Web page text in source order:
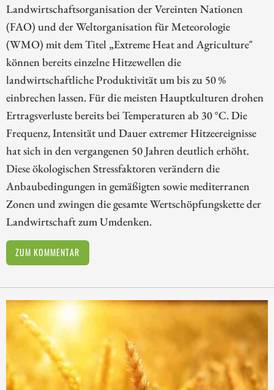
Landwirtschaftsorganisation der Vereinten Nationen
(FAO) und der Weltorganisation für Meteorologie
(WMO) mit dem Titel „Extreme Heat and Agriculture"
können bereits einzelne Hitzewellen die
landwirtschaftliche Produktivität um bis zu 50 %
einbrechen lassen. Für die meisten Hauptkulturen drohen
Ertragsverluste bereits bei Temperaturen ab 30 °C. Die
Frequenz, Intensität und Dauer extremer Hitzeereignisse
hat sich in den vergangenen 50 Jahren deutlich erhöht.
Diese ökologischen Stressfaktoren verändern die
Anbaubedingungen in gemäßigten sowie mediterranen
Zonen und zwingen die gesamte Wertschöpfungskette der
Landwirtschaft zum Umdenken.
ZUM KOMMENTAR